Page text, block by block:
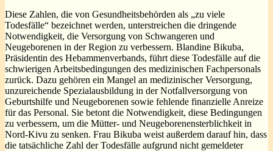
Diese Zahlen, die von Gesundheitsbehörden als „zu viele
Todesfälle“ bezeichnet werden, unterstreichen die dringende
Notwendigkeit, die Versorgung von Schwangeren und
Neugeborenen in der Region zu verbessern. Blandine Bikuba,
Präsidentin des Hebammenverbands, führt diese Todesfälle auf die
schwierigen Arbeitsbedingungen des medizinischen Fachpersonals
zurück. Dazu gehören ein Mangel an medizinischer Versorgung,
unzureichende Spezialausbildung in der Notfallversorgung von
Geburtshilfe und Neugeborenen sowie fehlende finanzielle Anreize
für das Personal. Sie betont die Notwendigkeit, diese Bedingungen
zu verbessern, um die Mütter- und Neugeborenensterblichkeit in
Nord-Kivu zu senken. Frau Bikuba weist außerdem darauf hin, dass
die tatsächliche Zahl der Todesfälle aufgrund nicht gemeldeter